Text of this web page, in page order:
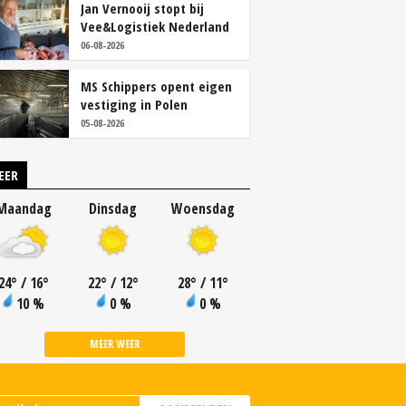
Jan Vernooij stopt bij
Vee&Logistiek Nederland
06-08-2026
MS Schippers opent eigen
vestiging in Polen
05-08-2026
° / 16°
10 %
Dinsdag
22° / 12°
0 %
Woensdag
28° / 11°
0 %
MEER WEER